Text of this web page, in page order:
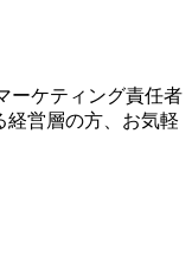
ーケティング責任者
営層の方、お気軽